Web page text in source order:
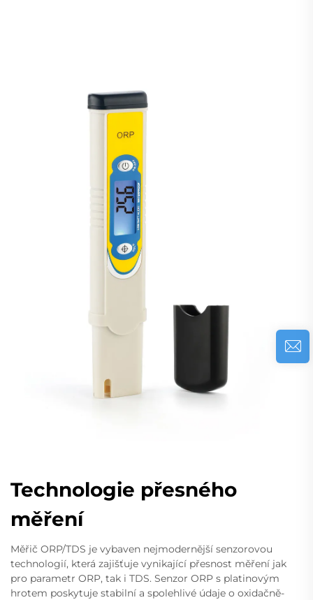
Technologie přesného
měření
Měřič ORP/TDS je vybaven nejmodernější senzorovou
technologií, která zajišťuje vynikající přesnost měření jak
pro parametr ORP, tak i TDS. Senzor ORP s platinovým
hrotem poskytuje stabilní a spolehlivé údaje o oxidačně-